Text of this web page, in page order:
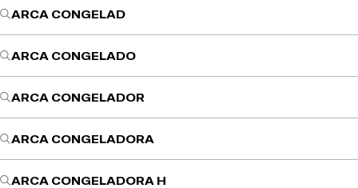
ARCA CONGELAD
ARCA CONGELADO
ARCA CONGELADOR
ARCA CONGELADORA
ARCA CONGELADORA H